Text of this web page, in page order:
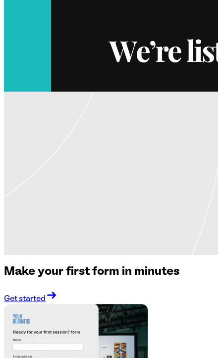
Make your first form in minutes
Get started